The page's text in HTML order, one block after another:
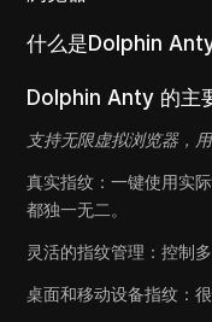
什么是Dolphin
Dolphin Anty 的主
支持无限虚拟浏览器，
真实指纹：一键使用实
都独一无二。
灵活的指纹管理：控制
桌面和移动设备指纹：